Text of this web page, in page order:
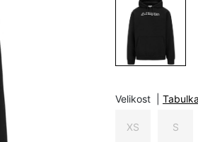
Velikost
XS S